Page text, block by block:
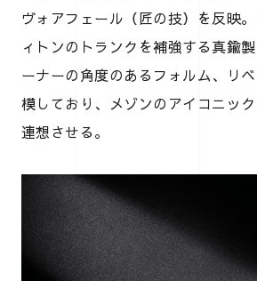
ヴォアフェール（匠の技）を反映
ィトンのトランクを補強する真鍮
ーナーの角度のあるフォルム、リ
模しており、メゾンのアイコニッ
連想させる。